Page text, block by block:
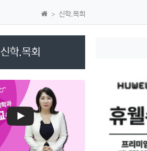
신학.목회
신학.목회